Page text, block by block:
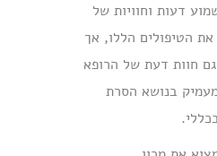
דעות וחוויות של
הטיפולים הללו, אך
חוות דעת של הרופא
בנושא הסרת